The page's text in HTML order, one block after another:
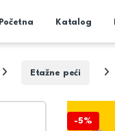
Početna Katalog
Etažne peći
-5%